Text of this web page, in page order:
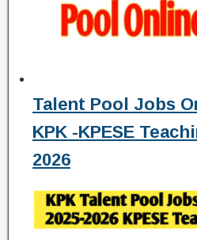
Talent Pool Jobs
KPK -KPESE
2026